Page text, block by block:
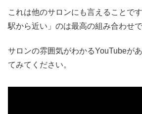
これは他のサロンにも言えることで
駅から近い」のは最高の組み合わせで
サロンの雰囲気がわかるYouTubeが
てみてください。